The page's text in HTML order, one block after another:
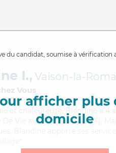
du candidat, soumise à vérification
afficher plus
domicile
I., Vaison-la-
Vous
et chaleureuse, Blandine a 4
De Vie aux Familles (ADVF).